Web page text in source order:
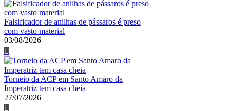
Falsificador de anilhas de pássaros é preso
com vasto material
03/08/2026
Torneio da ACP em Santo Amaro da
Imperatriz tem casa cheia
27/07/2026